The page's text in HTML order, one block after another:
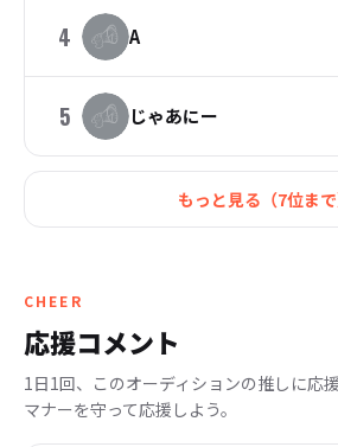
4 A
5 じゃあにー
もっと見る（7位まで
CHEER
応援コメント
1日1回、このオーディションの推しに応
マナーを守って応援しよう。